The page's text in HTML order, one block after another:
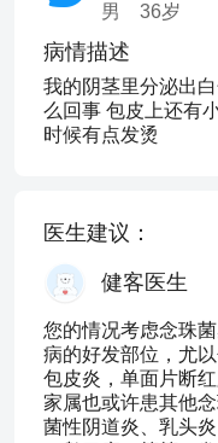
男 36岁
病情描述
我的阴茎里分泌出
么回事 包皮上还有
时候有点发烫
医生建议：
健客医生
您的情况考虑念珠
病的好发部位，尤
包皮炎，单面片断
家属也或许患其他
菌性阴道炎、乳头